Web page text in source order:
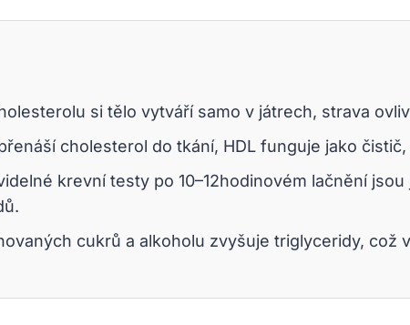
si tělo vytváří samo v játrech, strava
cholesterol do tkání, HDL funguje jako
krevní testy po 10–12hodinovém lačnění
cukrů a alkoholu zvyšuje triglyceridy, což